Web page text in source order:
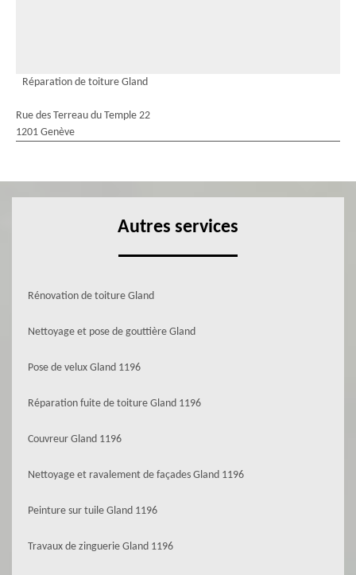
Réparation de toiture Gland
Rue des Terreau du Temple 22
1201 Genève
Autres services
Rénovation de toiture Gland
Nettoyage et pose de gouttière Gland
Pose de velux Gland 1196
Réparation fuite de toiture Gland 1196
Couvreur Gland 1196
Nettoyage et ravalement de façades Gland 1196
Peinture sur tuile Gland 1196
Travaux de zinguerie Gland 1196